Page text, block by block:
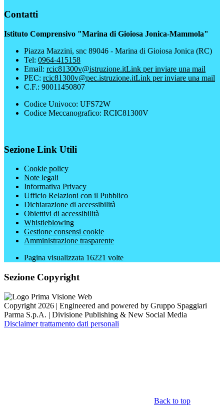
Contatti
Istituto Comprensivo "Marina di Gioiosa Jonica-Mammola"
Piazza Mazzini, snc 89046 - Marina di Gioiosa Jonica (RC)
Tel: 0964-415158
Email: rcic81300v@istruzione.itLink per inviare una mail
PEC: rcic81300v@pec.istruzione.itLink per inviare una mail
C.F.: 90011450807
Codice Univoco: UFS72W
Codice Meccanografico: RCIC81300V
Sezione Link Utili
Cookie policy
Note legali
Informativa Privacy
Ufficio Relazioni con il Pubblico
Dichiarazione di accessibilità
Obiettivi di accessibilità
Whistleblowing
Gestione consensi cookie
Amministrazione trasparente
Pagina visualizzata 16221 volte
Sezione Copyright
Copyright 2026 | Engineered and powered by Gruppo Spaggiari
Parma S.p.A. | Divisione Publishing & New Social Media
Disclaimer trattamento dati personali
Back to top